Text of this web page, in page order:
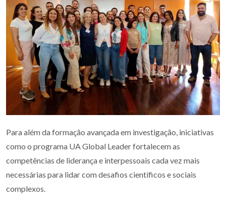
Para além da formação avançada em investigação, iniciativas
como o programa UA Global Leader fortalecem as
competências de liderança e interpessoais cada vez mais
necessárias para lidar com desafios científicos e sociais
complexos.